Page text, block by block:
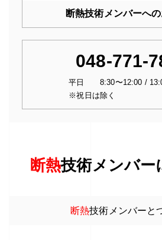
断熱技術メンバーへ
048-771-
平日 8:30〜12:00 /
※祝日は除く
断熱技術メンバー
断熱技術メンバーと